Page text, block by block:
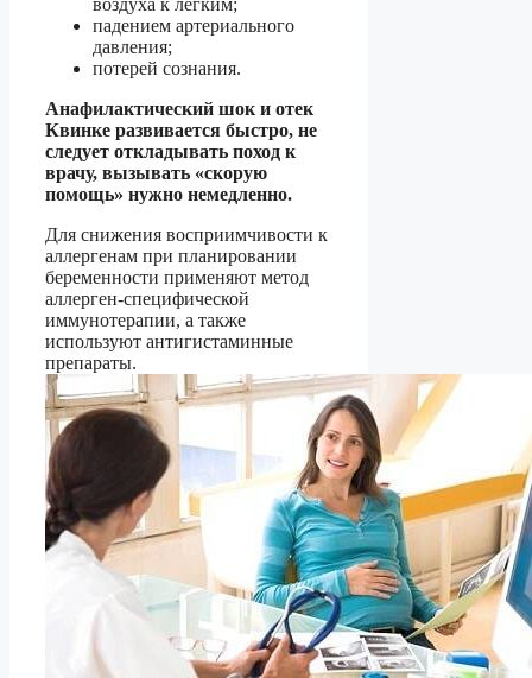
воздуха к легким;
падением артериального
давления;
потерей сознания.
Анафилактический шок и отек
Квинке развивается быстро, не
следует откладывать поход к
врачу, вызывать «скорую
помощь» нужно немедленно.
Для снижения восприимчивости к
аллергенам при планировании
беременности применяют метод
аллерген-специфической
иммунотерапии, а также
используют антигистаминные
препараты.